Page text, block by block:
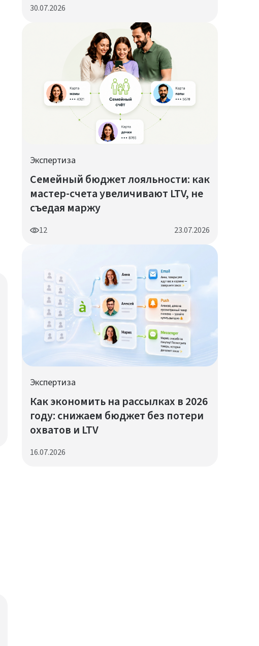
30.07.2026
Экспертиза
Семейный бюджет лояльности: как
мастер-счета увеличивают LTV, не
съедая маржу
12 23.07.2026
Экспертиза
Как экономить на рассылках в 2026
году: снижаем бюджет без потери
охватов и LTV
16.07.2026